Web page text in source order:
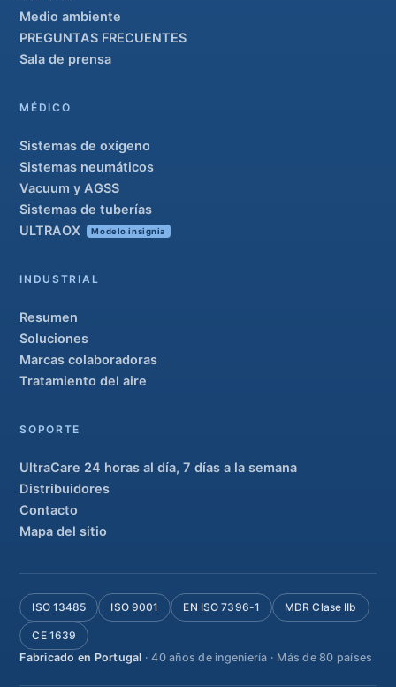
Medio ambiente
PREGUNTAS FRECUENTES
Sala de prensa
MÉDICO
Sistemas de oxígeno
Sistemas neumáticos
Vacuum y AGSS
Sistemas de tuberías
ULTRAOX
Modelo insignia
INDUSTRIAL
Resumen
Soluciones
Marcas colaboradoras
Tratamiento del aire
SOPORTE
UltraCare 24 horas al día, 7 días a la semana
Distribuidores
Contacto
Mapa del sitio
ISO 13485 ISO 9001 EN ISO 7396-1 MDR Clase IIb
CE 1639
Fabricado en Portugal · 40 años de ingeniería · Más de 80 países